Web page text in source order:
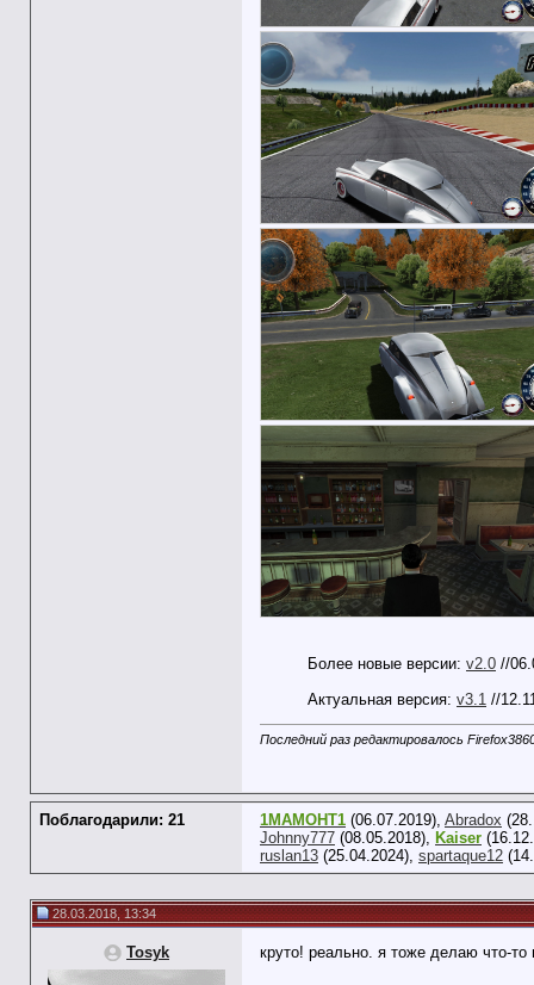
Более новые версии: v2.0 //
Актуальная версия: v3.1 //
Последний раз редактировалось
Поблагодарили: 21 1MAMOHT1 (06.07.2019), Abradox
Johnny777 (08.05.2018), Kaiser
ruslan13 (25.04.2024), spartaque12
28.03.2018, 13:34
Tosyk круто! реально. я тоже делаю что-